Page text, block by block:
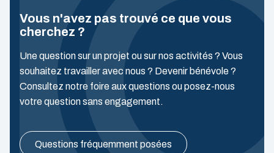
Vous n'avez pas trouvé ce que vous
cherchez ?
Une question sur un projet ou sur nos activités ? Vous
souhaitez travailler avec nous ? Devenir bénévole ?
Consultez notre foire aux questions ou posez-nous
votre question sans engagement.
Questions fréquemment posées